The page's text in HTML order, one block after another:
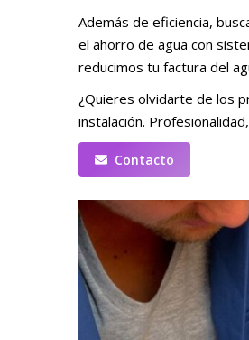
Además de eficiencia,
el ahorro de agua con
reducimos tu factura del
¿Quieres olvidarte de los
instalación.
Contacto